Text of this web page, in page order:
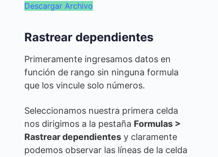
Descargar Archivo
Rastrear dependientes
Primeramente ingresamos datos en
función de rango sin ninguna formula
que los vincule solo números.
Seleccionamos nuestra primera celda
nos dirigimos a la pestaña Formulas >
Rastrear dependientes y claramente
podemos observar las líneas de la celda